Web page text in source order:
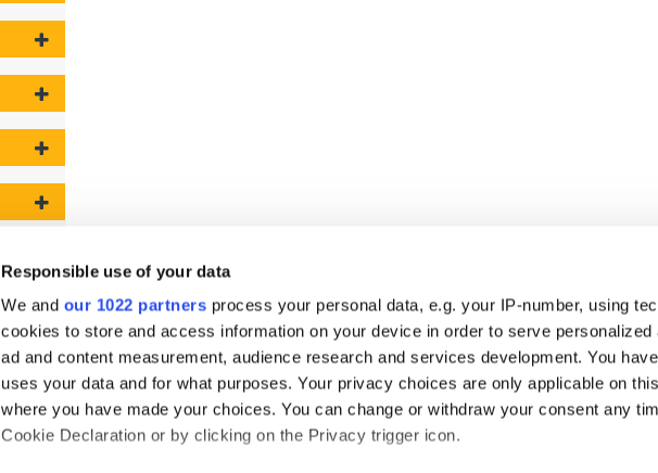
Responsible use of your data
We and our 1022 partners process your personal data, e.g. your IP-number, using
cookies to store and access information on your device in order to serve personalized
ad and content measurement, audience research and services development. You
uses your data and for what purposes. Your privacy choices are only applicable on
where you have made your choices. You can change or withdraw your consent any
Cookie Declaration or by clicking on the Privacy trigger icon.